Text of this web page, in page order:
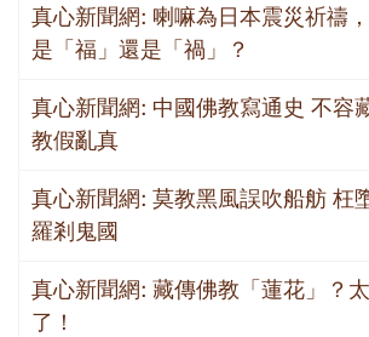
真心新聞網: 喇嘛為日本震災祈禱
是「福」還是「禍」？
真心新聞網: 中國佛教寫通史 不容
教假亂真
真心新聞網: 莫教黑風誤吹船舫 枉
羅剎鬼國
真心新聞網: 藏傳佛教「蓮花」？
了！